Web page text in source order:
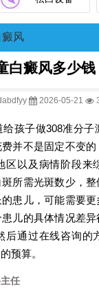
癜风
白癜风多少钱
2026-05-21
孩子做308准分子
并不是固定不变
区以及病情阶段来
所需光斑数少，整
患儿，可能需要
儿的具体情况差
后通过在线咨询的
预算。
任